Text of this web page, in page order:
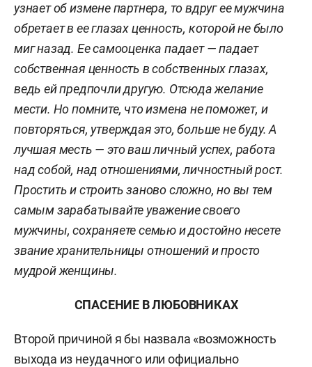
узнает об измене партнера, то вдруг ее мужчина
обретает в ее глазах ценность, которой не было
миг назад. Ее самооценка падает — падает
собственная ценность в собственных глазах,
ведь ей предпочли другую. Отсюда желание
мести. Но помните, что измена не поможет, и
повторяться, утверждая это, больше не буду. А
лучшая месть — это ваш личный успех, работа
над собой, над отношениями, личностный рост.
Простить и строить заново сложно, но вы тем
самым зарабатывайте уважение своего
мужчины, сохраняете семью и достойно несете
звание хранительницы отношений и просто
мудрой женщины.
СПАСЕНИЕ В ЛЮБОВНИКАХ
Второй причиной я бы назвала «возможность
выхода из неудачного или официально